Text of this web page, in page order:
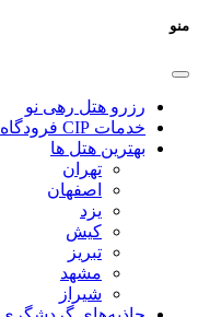
منو
رزرو هتل رهی نو
خدمات CIP فرودگاه امام
بهترین هتل ها
تهران
اصفهان
یزد
کیش
تبریز
مشهد
شیراز